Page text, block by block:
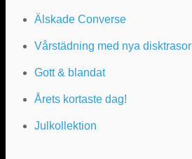
Älskade Converse
Vårstädning med nya disktrasor
Gott & blandat
Årets kortaste dag!
Julkollektion